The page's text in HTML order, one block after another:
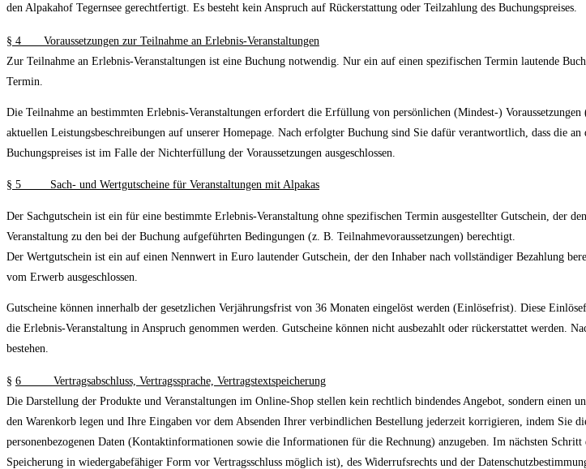
den Alpakahof Tegernsee gerechtfertigt. Es besteht kein Anspruch auf Rückerstattung oder Teilzahlung des Buchungspreises.
§ 4 Voraussetzungen zur Teilnahme an Erlebnis-Veranstaltungen
Zur Teilnahme an Erlebnis-Veranstaltungen ist eine Buchung notwendig. Nur ein auf einen spezifischen Termin lautende
Termin.
Die Teilnahme an bestimmten Erlebnis-Veranstaltungen erfordert die Erfüllung von persönlichen (Mindest-)
aktuellen Leistungsbeschreibungen auf unserer Homepage. Nach erfolgter Buchung sind Sie dafür verantwortlich, dass die
Buchungspreises ist im Falle der Nichterfüllung der Voraussetzungen ausgeschlossen.
§ 5 Sach- und Wertgutscheine für Veranstaltungen mit Alpakas
Der Sachgutschein ist ein für eine bestimmte Erlebnis-Veranstaltung ohne spezifischen Termin ausgestellter Gutschein, der
Veranstaltung zu den bei der Buchung aufgeführten Bedingungen (z. B. Teilnahmevoraussetzungen) berechtigt.
Der Wertgutschein ist ein auf einen Nennwert in Euro lautender Gutschein, der den Inhaber nach vollständiger Bezahlung
vom Erwerb ausgeschlossen.
Gutscheine können innerhalb der gesetzlichen Verjährungsfrist von 36 Monaten eingelöst werden (Einlösefrist). Diese
die Erlebnis-Veranstaltung in Anspruch genommen werden. Gutscheine können nicht ausbezahlt oder rückerstattet werden.
bestehen.
§ 6 Vertragsabschluss, Vertragssprache, Vertragstextspeicherung
Die Darstellung der Produkte und Veranstaltungen im Online-Shop stellen kein rechtlich bindendes Angebot, sondern
den Warenkorb legen und Ihre Eingaben vor dem Absenden Ihrer verbindlichen Bestellung jederzeit korrigieren, indem
personenbezogenen Daten (Kontaktinformationen sowie die Informationen für die Rechnung) anzugeben. Im nächsten
Speicherung in wiedergabefähiger Form vor Vertragsschluss möglich ist), des Widerrufsrechts und der